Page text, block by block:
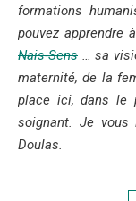
formations
pouvez
Nais-Sens … sa
maternité, de la
place ici, dans le
soignant. Je vous
Doulas.